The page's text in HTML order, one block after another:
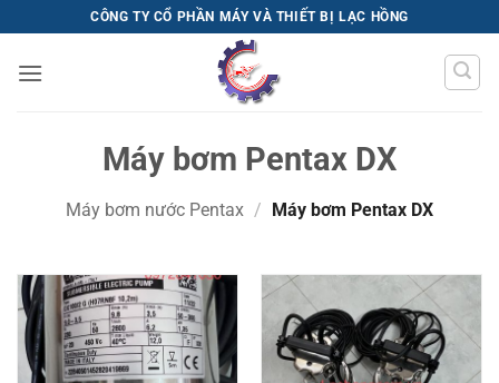
qua
nội
CÔNG TY CỔ PHẦN MÁY VÀ THIẾT BỊ LẠC HỒNG
Máy bơm Pentax DX
Máy bơm nước Pentax / Máy bơm Pentax DX